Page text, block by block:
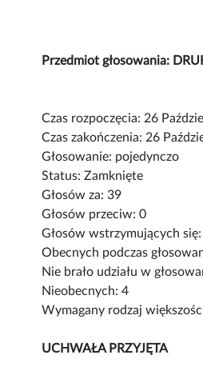
Przedmiot głosowania:
Czas rozpoczęcia: 26
Czas zakończenia: 26
Głosowanie: pojedynczo
Status: Zamknięte
Głosów za: 39
Głosów przeciw: 0
Głosów wstrzymujących
Obecnych podczas
Nie brało udziału w
Nieobecnych: 4
Wymagany rodzaj
UCHWAŁA PRZYJĘTA